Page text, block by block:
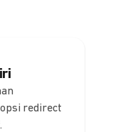
redirect